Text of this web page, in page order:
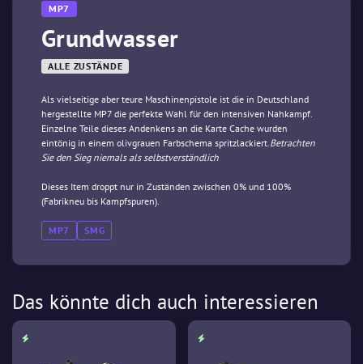
MP7
Grundwasser
ALLE ZUSTÄNDE
Als vielseitige aber teure Maschinenpistole ist die in Deutschland
hergestellte MP7 die perfekte Wahl für den intensiven Nahkampf.
Einzelne Teile dieses Andenkens an die Karte Cache wurden
eintönig in einem olivgrauen Farbschema spritzlackiert.Betrachten
Sie den Sieg niemals als selbstverständlich
Dieses Item droppt nur in Zuständen zwischen 0% und 100%
(Fabrikneu bis Kampfspuren).
MP7 SMG
Das könnte dich auch interessieren